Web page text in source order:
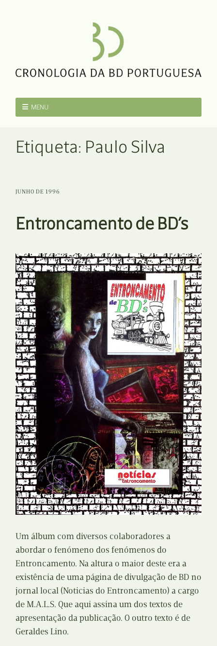
MENU
Etiqueta: Paulo Silva
JUNHO DE 1996
Entroncamento de BD’s
Um álbum com diversos colaboradores a
abordar o fenómeno dos fenómenos do
Entroncamento. Na altura o maior deste era a
existência de uma página de divulgação de BD no
jornal local (Noticias do Entroncamento) a cargo
de M.A.L.S. Que aqui assina um dos textos de
apresentação da publicação. O outro texto é de
Geraldes Lino.